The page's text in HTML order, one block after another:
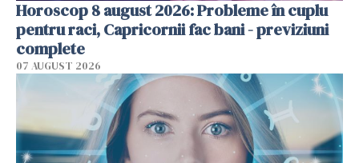
Horoscop 8 august 2026: Probleme în cuplu
pentru raci, Capricornii fac bani - previziuni
complete
07 AUGUST 2026